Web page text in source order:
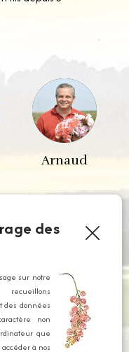
Arnaud
des
sur notre
des données
non
que
à nos